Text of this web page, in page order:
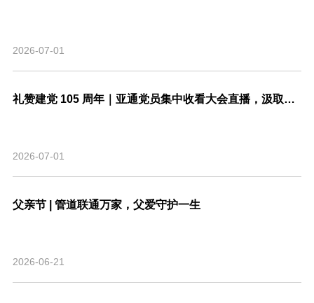
2026-07-01
礼赞建党 105 周年｜亚通党员集中收看大会直播，汲取奋进力量
2026-07-01
父亲节 | 管道联通万家，父爱守护一生
2026-06-21